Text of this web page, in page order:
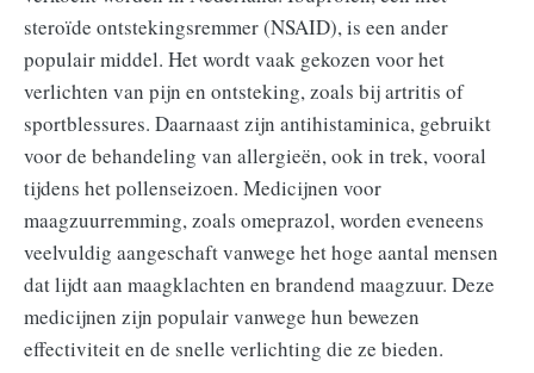
steroïde ontstekingsremmer (NSAID), is een ander
populair middel. Het wordt vaak gekozen voor het
verlichten van pijn en ontsteking, zoals bij artritis of
sportblessures. Daarnaast zijn antihistaminica, gebruikt
voor de behandeling van allergieën, ook in trek, vooral
tijdens het pollenseizoen. Medicijnen voor
maagzuurremming, zoals omeprazol, worden eveneens
veelvuldig aangeschaft vanwege het hoge aantal mensen
dat lijdt aan maagklachten en brandend maagzuur. Deze
medicijnen zijn populair vanwege hun bewezen
effectiviteit en de snelle verlichting die ze bieden.